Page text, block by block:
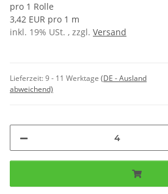
pro 1 Rolle
3,42 EUR pro 1 m
inkl. 19% USt. , zzgl. Versand
Lieferzeit:9 - 11 Werktage (DE - Ausland
abweichend)